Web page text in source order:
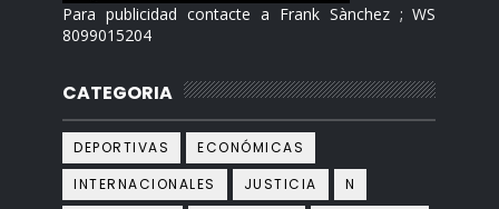
Para publicidad contacte a Frank Sànchez ; WS
8099015204
CATEGORIA
DEPORTIVAS
ECONÓMICAS
INTERNACIONALES
JUSTICIA
N